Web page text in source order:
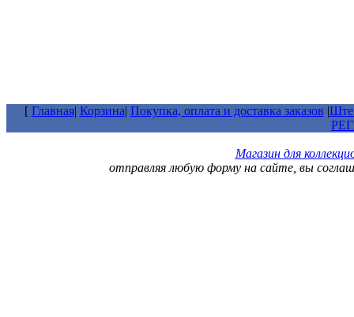
[ Главная| Корзина| Покупка, оплата и доставка заказов |
Магазин для
отправляя любую форму на сайте, вы